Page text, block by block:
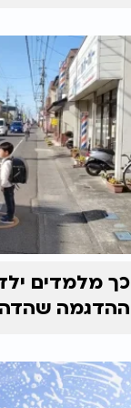
כך מלמדים
ההדגמה